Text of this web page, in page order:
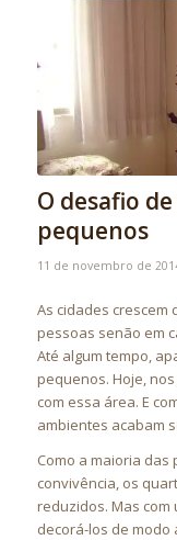
O desafio
pequenos
11 de novembro de
As cidades crescem
pessoas senão em
Até algum tempo,
pequenos. Hoje,
com essa área. E
ambientes acabam
Como a maioria
convivência, os
reduzidos. Mas
decorá-los de modo